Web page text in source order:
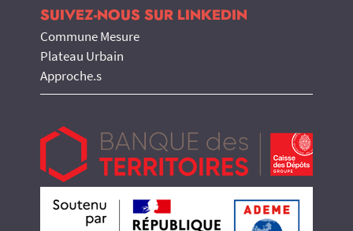
SUIVEZ-NOUS SUR LINKEDIN
Commune Mesure
Plateau Urbain
Approche.s